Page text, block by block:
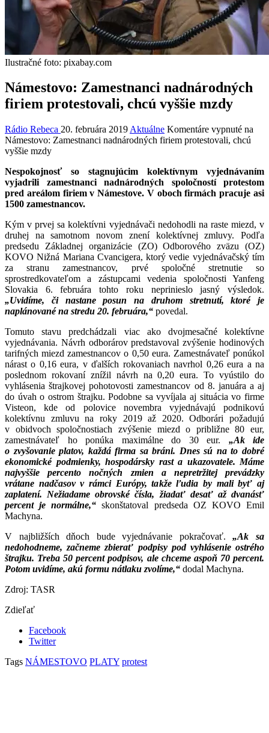
Ilustračné foto: pixabay.com
Námestovo: Zamestnanci nadnárodných
firiem protestovali, chcú vyššie mzdy
Rádio Rebeca 20. februára 2019 Aktuálne Komentáre vypnuté na
Námestovo: Zamestnanci nadnárodných firiem protestovali, chcú
vyššie mzdy
Nespokojnosť so stagnujúcim kolektívnym vyjednávaním
vyjadrili zamestnanci nadnárodných spoločností protestom
pred areálom firiem v Námestove. V oboch firmách pracuje asi
1500 zamestnancov.
Kým v prvej sa kolektívni vyjednávači nedohodli na raste miezd, v
druhej na samotnom novom znení kolektívnej zmluvy. Podľa
predsedu Základnej organizácie (ZO) Odborového zväzu (OZ)
KOVO Nižná Mariana Cvancigera, ktorý vedie vyjednávačský tím
za stranu zamestnancov, prvé spoločné stretnutie so
sprostredkovateľom a zástupcami vedenia spoločnosti Yanfeng
Slovakia 6. februára tohto roku neprinieslo jasný výsledok.
„Uvidíme, či nastane posun na druhom stretnutí, ktoré je
naplánované na stredu 20. februára,“ povedal.
Tomuto stavu predchádzali viac ako dvojmesačné kolektívne
vyjednávania. Návrh odborárov predstavoval zvýšenie hodinových
tarifných miezd zamestnancov o 0,50 eura. Zamestnávateľ ponúkol
nárast o 0,16 eura, v ďalších rokovaniach navrhol 0,26 eura a na
poslednom rokovaní znížil návrh na 0,20 eura. To vyústilo do
vyhlásenia štrajkovej pohotovosti zamestnancov od 8. januára a aj
do úvah o ostrom štrajku. Podobne sa vyvíjala aj situácia vo firme
Visteon, kde od polovice novembra vyjednávajú podnikovú
kolektívnu zmluvu na roky 2019 až 2020. Odborári požadujú
v obidvoch spoločnostiach zvýšenie miezd o približne 80 eur,
zamestnávateľ ho ponúka maximálne do 30 eur. „Ak ide
o zvyšovanie platov, každá firma sa bráni. Dnes sú na to dobré
ekonomické podmienky, hospodársky rast a ukazovatele. Máme
najvyššie percento nočných zmien a nepretržitej prevádzky
vrátane nadčasov v rámci Európy, takže ľudia by mali byť aj
zaplatení. Nežiadame obrovské čísla, žiadať desať až dvanásť
percent je normálne,“ skonštatoval predseda OZ KOVO Emil
Machyna.
V najbližších dňoch bude vyjednávanie pokračovať.„Ak sa
nedohodneme, začneme zbierať podpisy pod vyhlásenie ostrého
štrajku. Treba 50 percent podpisov, ale chceme aspoň 70 percent.
Potom uvidíme, akú formu nátlaku zvolíme,“ dodal Machyna.
Zdroj: TASR
Zdieľať
Facebook
Twitter
Tags NÁMESTOVO PLATY protest